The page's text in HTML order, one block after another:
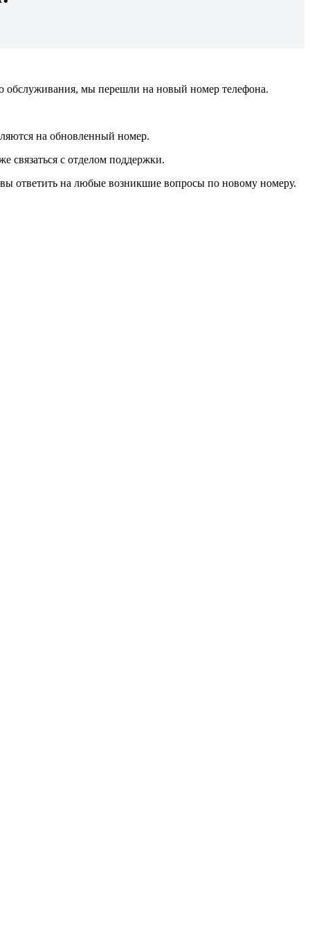
обслуживания, мы перешли на новый номер телефона.
на обновленный номер.
связаться с отделом поддержки.
ответить на любые возникшие вопросы по новому номеру.